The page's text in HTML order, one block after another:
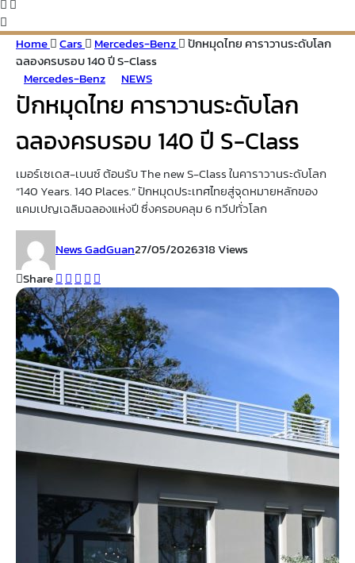
Home Cars Mercedes-Benz
ปักหมุดไทย คาราวานระดับโลก
ฉลองครบรอบ 140 ปี S-Class
Mercedes-Benz
NEWS
ปักหมุดไทย คาราวานระดับโลก
ฉลองครบรอบ 140 ปี S-Class
เมอร์เซเดส-เบนซ์ ต้อนรับ The new S-Class ในคาราวานระดับโลก
“140 Years. 140 Places.” ปักหมุดประเทศไทยสู่จุดหมายหลักของ
แคมเปญเฉลิมฉลองแห่งปี ซึ่งครอบคลุม 6 ทวีปทั่วโลก
News GadGuan27/05/2026318 Views
Share